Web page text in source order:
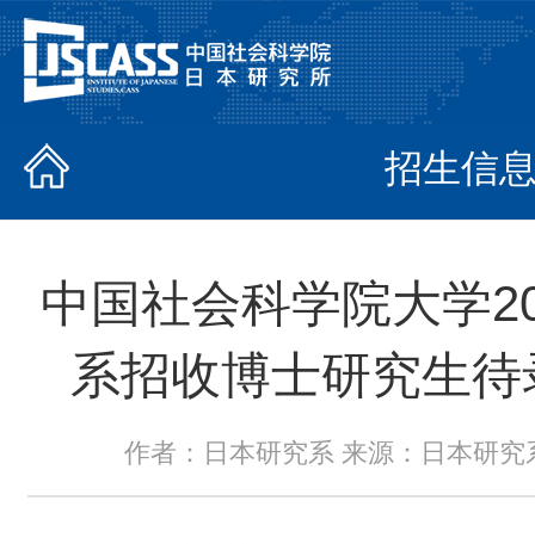
招生信
中国社会科学院大学
系招收博士研究生
作者：日本研究系 来源：日本研究